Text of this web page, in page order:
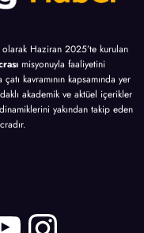
olarak Haziran 2025’te kurulan
misyonuyla faaliyetini
kavramının kapsamında yer
akademik ve aktüel içerikler
yakından takip eden